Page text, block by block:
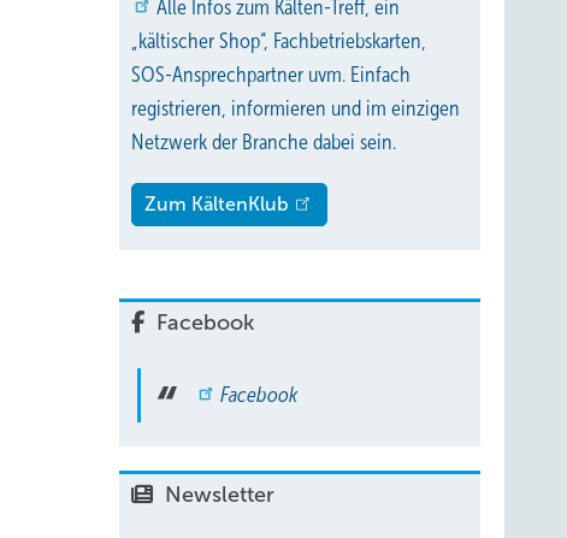
Alle Infos zum Kälten-Treff, ein
„kältischer Shop“, Fachbetriebskarten,
SOS-Ansprechpartner uvm. Einfach
registrieren, informieren und im einzigen
Netzwerk der Branche dabei sein.
Zum KältenKlub
Facebook
Facebook
Newsletter